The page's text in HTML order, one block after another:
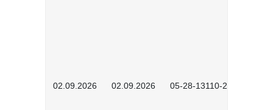
02.09.2026 02.09.2026 05-28-13110-2605